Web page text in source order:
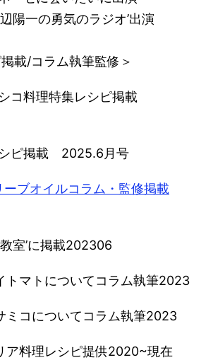
陽一の勇気のラジオ’出演
載/コラム執筆監修＞​
コ料理特集レシピ掲載
ピ掲載 2025.6月号
ブオイルコラム・監修掲載
室’に掲載202306
マトについてコラム執筆2023
コについてコラム執筆2023
料理レシピ提供2020~現在